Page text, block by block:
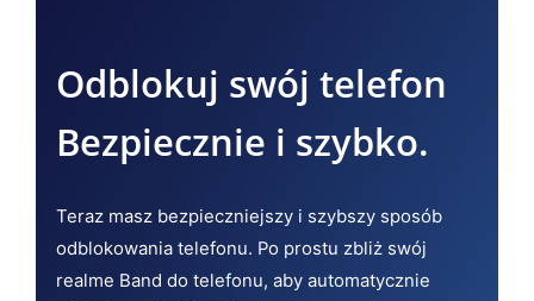
Odblokuj swój telefon
Bezpiecznie i szybko.
Teraz masz bezpieczniejszy i szybszy sposób
odblokowania telefonu. Po prostu zbliż swój
realme Band do telefonu, aby automatycznie